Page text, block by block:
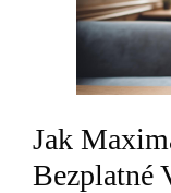
Jak
Bezplatné